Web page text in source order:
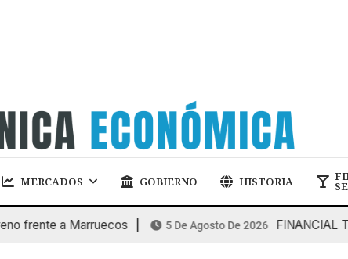
MERCADOS GOBIERNO HISTORIA
a Marruecos 5 De Agosto De 2026 FINANCIAL